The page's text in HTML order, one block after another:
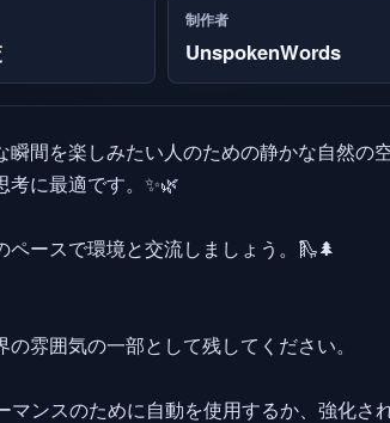
制作者
UnspokenWords
間を楽しみたい人のための静かな自然
に最適です。✨🌿
ースで環境と交流しましょう。🛝🌲
雰囲気の一部として残してください。
ンスのために自動を使用するか、強化さ